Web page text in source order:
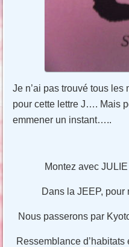
Je n’ai pas trouvé tous
pour cette lettre J…. Mais
emmener un instant…..
Montez avec
Dans la JEEP, pour
Nous passerons par
Ressemblance